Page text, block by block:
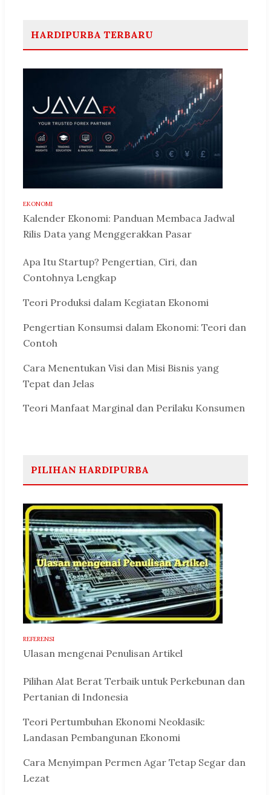
HARDIPURBA TERBARU
EKONOMI
Kalender Ekonomi: Panduan Membaca Jadwal
Rilis Data yang Menggerakkan Pasar
Apa Itu Startup? Pengertian, Ciri, dan
Contohnya Lengkap
Teori Produksi dalam Kegiatan Ekonomi
Pengertian Konsumsi dalam Ekonomi: Teori dan
Contoh
Cara Menentukan Visi dan Misi Bisnis yang
Tepat dan Jelas
Teori Manfaat Marginal dan Perilaku Konsumen
PILIHAN HARDIPURBA
REFERENSI
Ulasan mengenai Penulisan Artikel
Pilihan Alat Berat Terbaik untuk Perkebunan dan
Pertanian di Indonesia
Teori Pertumbuhan Ekonomi Neoklasik:
Landasan Pembangunan Ekonomi
Cara Menyimpan Permen Agar Tetap Segar dan
Lezat